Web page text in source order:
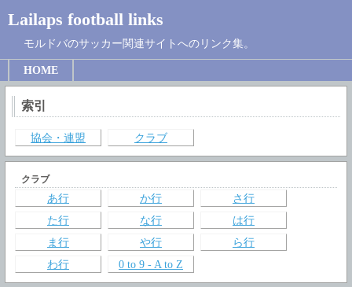
Lailaps football links
モルドバのサッカー関連サイトへのリンク集。
HOME
索引
協会・連盟 クラブ
クラブ
あ行 か行
さ行
た行
な行
は行
ま行
や行
ら行
わ行
0 to 9 - A to Z